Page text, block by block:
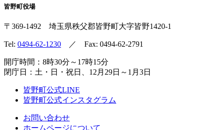
皆野町役場
〒369-1492 埼玉県秩父郡皆野町 大字皆野1420-1
Tel: 0494-62-1230 ／ Fax: 0494-62-2791
開庁時間：8時30分～17時15分
閉庁日：土・日・祝日、12月29日～1月3日
皆野町公式LINE
皆野町公式インスタグラム
お問い合わせ
ホームページについて